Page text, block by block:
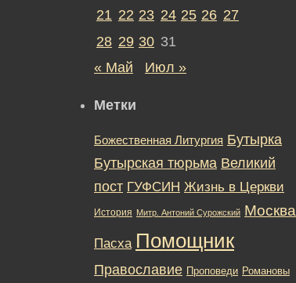
21 22 23 24 25 26 27
28 29 30 31
« Май
Июл »
Метки
Божественная Литургия Бутырка
Бутырская тюрьма Великий
пост ГУФСИН Жизнь в Церкви
История Митр. Антоний Сурожский Москва
Пасха Помощник
Православие Проповеди Романовы